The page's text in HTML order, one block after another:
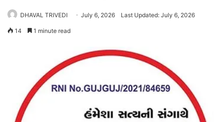
DHAVAL TRIVEDI July 6, 2026 Last Updated: July 6, 2026
14 1 minute read